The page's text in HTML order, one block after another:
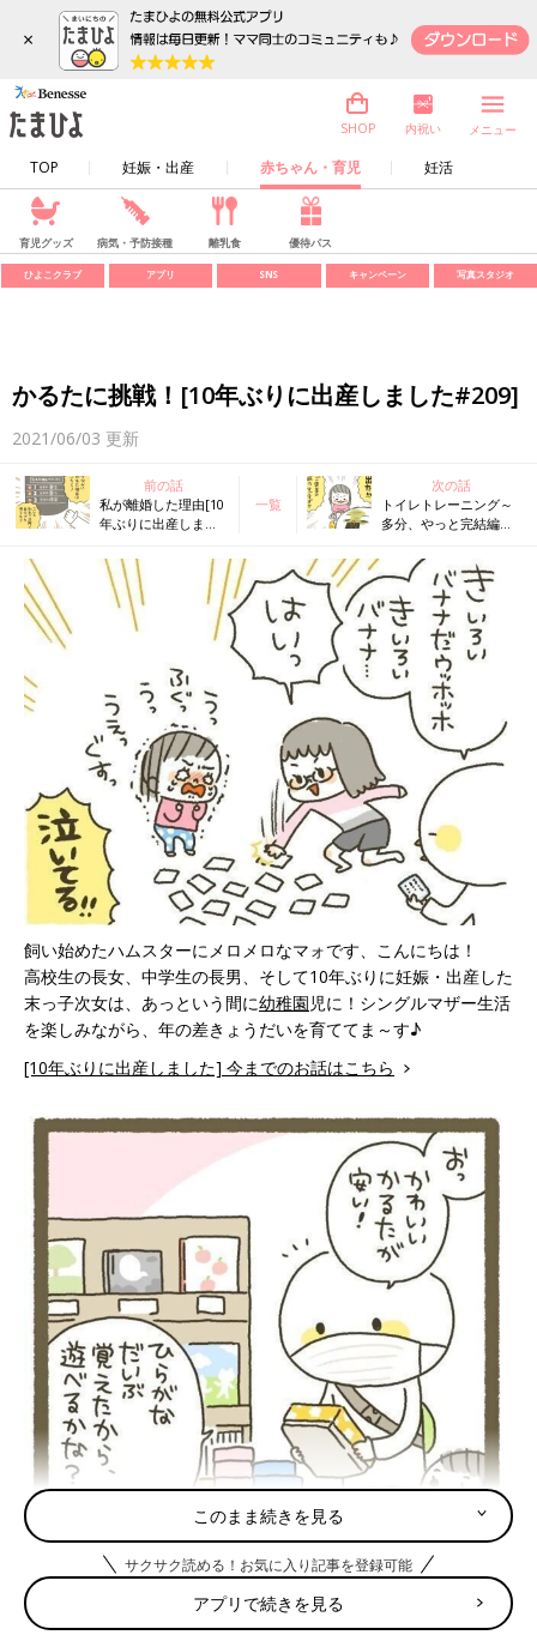
×
TOP 妊娠・出産 赤ちゃん・育児 妊活
SHOP 内祝い メニュー
育児グッズ 病気・予防接種 離乳食 優待パス
ひよこクラブ アプリ SNS キャンペーン 写真スタジオ
かるたに挑戦！[10年ぶりに出産しました#209]
2021/06/03 更新
前の話
私が離婚した理由[10
年ぶりに出産しまし
一覧
次の話
トイレトレーニング～
多分、やっと完結編～
た#210]
飼い始めたハムスターにメロメロなマォです、こんにちは！
高校生の長女、中学生の長男、そして10年ぶりに妊娠・出産した
末っ子次女は、あっという間に幼稚園児に！シングルマザー生活
を楽しみながら、年の差きょうだいを育ててま～す♪
[10年ぶりに出産しました] 今までのお話はこちら
このまま続きを見る
サクサク読める！お気に入り記事を登録可能
アプリで続きを見る